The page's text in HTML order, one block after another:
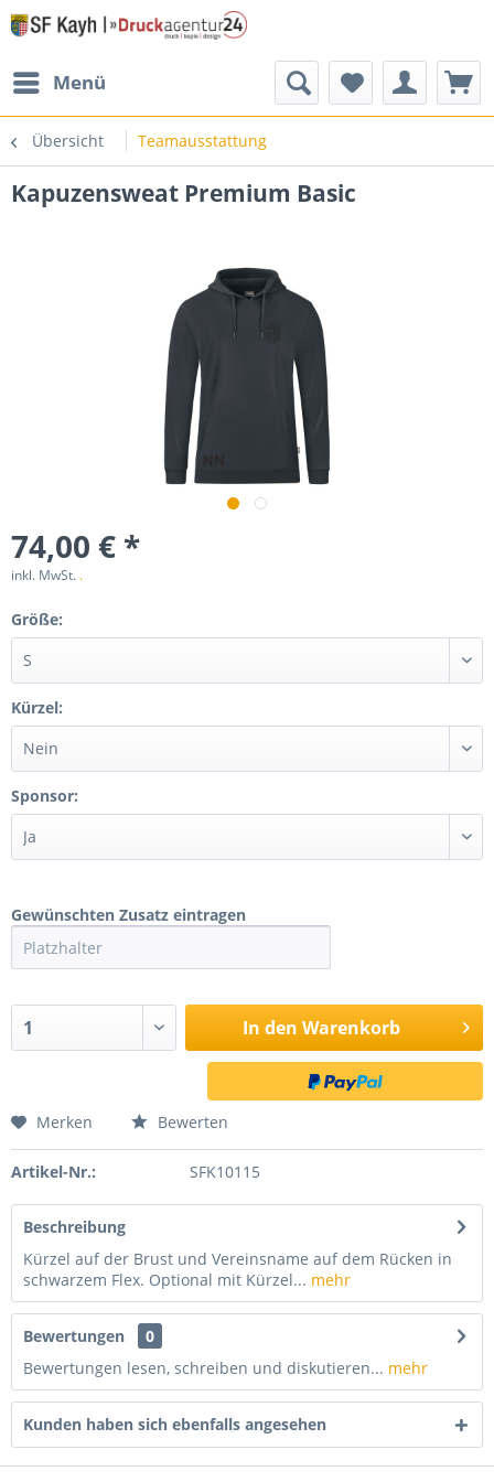
Menü
Übersicht Teamausstattung
Kapuzensweat Premium Basic
74,00 € *
inkl. MwSt. .
Größe:
Kürzel:
Sponsor:
Gewünschten Zusatz eintragen
In den Warenkorb
Merken Bewerten
Artikel-Nr.: SFK10115
Beschreibung
Kürzel auf der Brust und Vereinsname auf dem Rücken in
schwarzem Flex. Optional mit Kürzel... mehr
Bewertungen
0
Bewertungen lesen, schreiben und diskutieren... mehr
Kunden haben sich ebenfalls angesehen